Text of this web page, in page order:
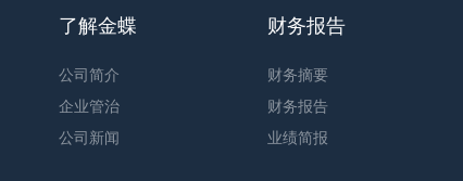
了解金蝶
公司简介
企业管治
公司新闻
财务报告
财务摘要
财务报告
业绩简报